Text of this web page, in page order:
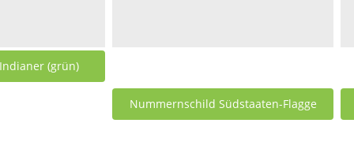
(grün)
Nummernschild Südstaaten-Flagge